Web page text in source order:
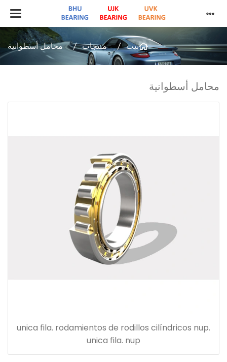
بيت منتجات محامل أسطوانية
محامل أسطوانية
unica fila. rodamientos de rodillos cilíndricos nup.
unica fila. nup